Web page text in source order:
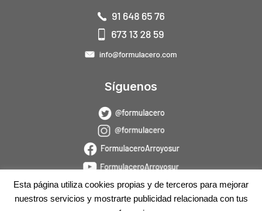
Síguenos
Esta página utiliza cookies propias y de terceros para mejorar
nuestros servicios y mostrarte publicidad relacionada con tus